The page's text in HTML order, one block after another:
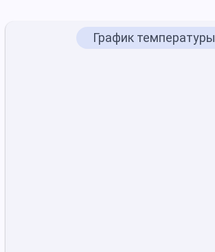
График температуры